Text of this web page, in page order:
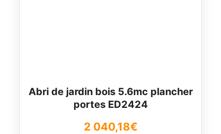
Abri de jardin bois 5.6mc plancher
portes ED2424
2 040,18€